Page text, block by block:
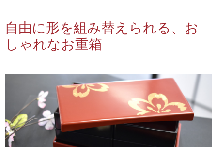
自由に形を組み替えられる、お
しゃれなお重箱